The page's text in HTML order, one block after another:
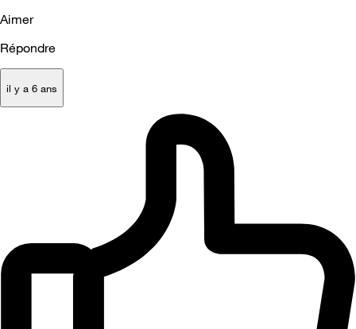
Aimer
Répondre
il y a 6 ans